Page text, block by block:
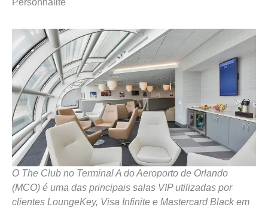
Personnalité
O The Club no Terminal A do Aeroporto de Orlando
(MCO) é uma das principais salas VIP utilizadas por
clientes LoungeKey, Visa Infinite e Mastercard Black em